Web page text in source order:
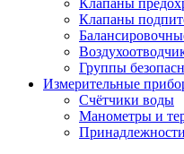
Клапаны
Клапаны
Группы
Измерительные
Счётчики воды
Манометры и
Принадлежности